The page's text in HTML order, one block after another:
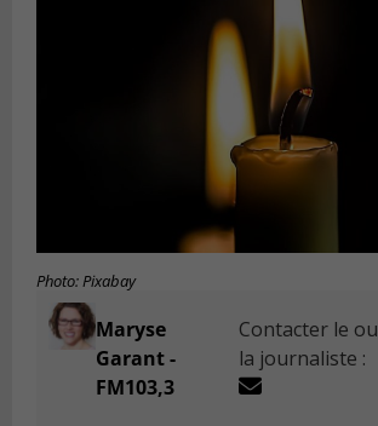
Photo: Pixabay
Maryse
Garant -
FM103,3
Contacter le ou
la journaliste :